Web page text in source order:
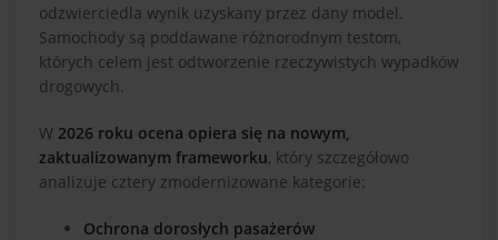
odzwierciedla wynik uzyskany przez dany model.
Samochody są poddawane różnorodnym testom,
których celem jest odtworzenie rzeczywistych wypadków
drogowych.
W 2026 roku ocena opiera się na nowym,
zaktualizowanym frameworku, który szczegółowo
analizuje cztery zmodernizowane kategorie:
Ochrona dorosłych pasażerów